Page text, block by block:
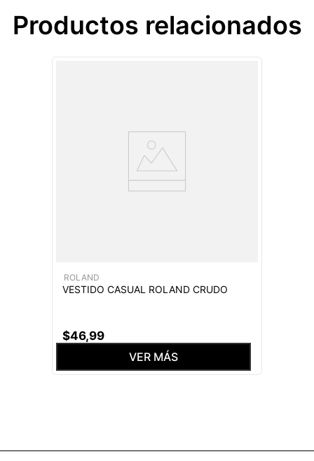
Productos relacionados
ROLAND
VESTIDO CASUAL ROLAND CRUDO
$46,99
VER MÁS